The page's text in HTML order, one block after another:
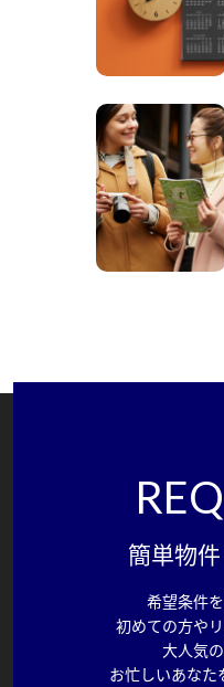
簡単物
希望条件
初めての方や
大人気
お忙しいあなた